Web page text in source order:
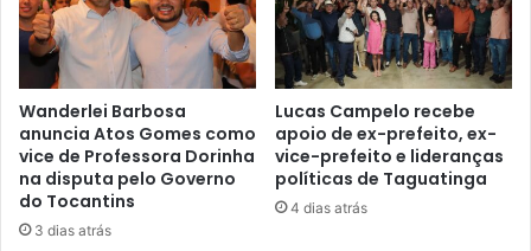
Wanderlei Barbosa
anuncia Atos Gomes como
vice de Professora Dorinha
na disputa pelo Governo
do Tocantins
3 dias atrás
Lucas Campelo recebe
apoio de ex-prefeito, ex-
vice-prefeito e lideranças
políticas de Taguatinga
4 dias atrás